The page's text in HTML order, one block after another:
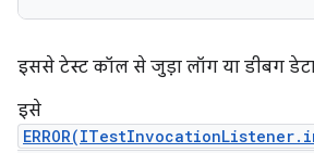
इससे टेस्ट कॉल से जुड़ा लॉग या डीबग
इसे